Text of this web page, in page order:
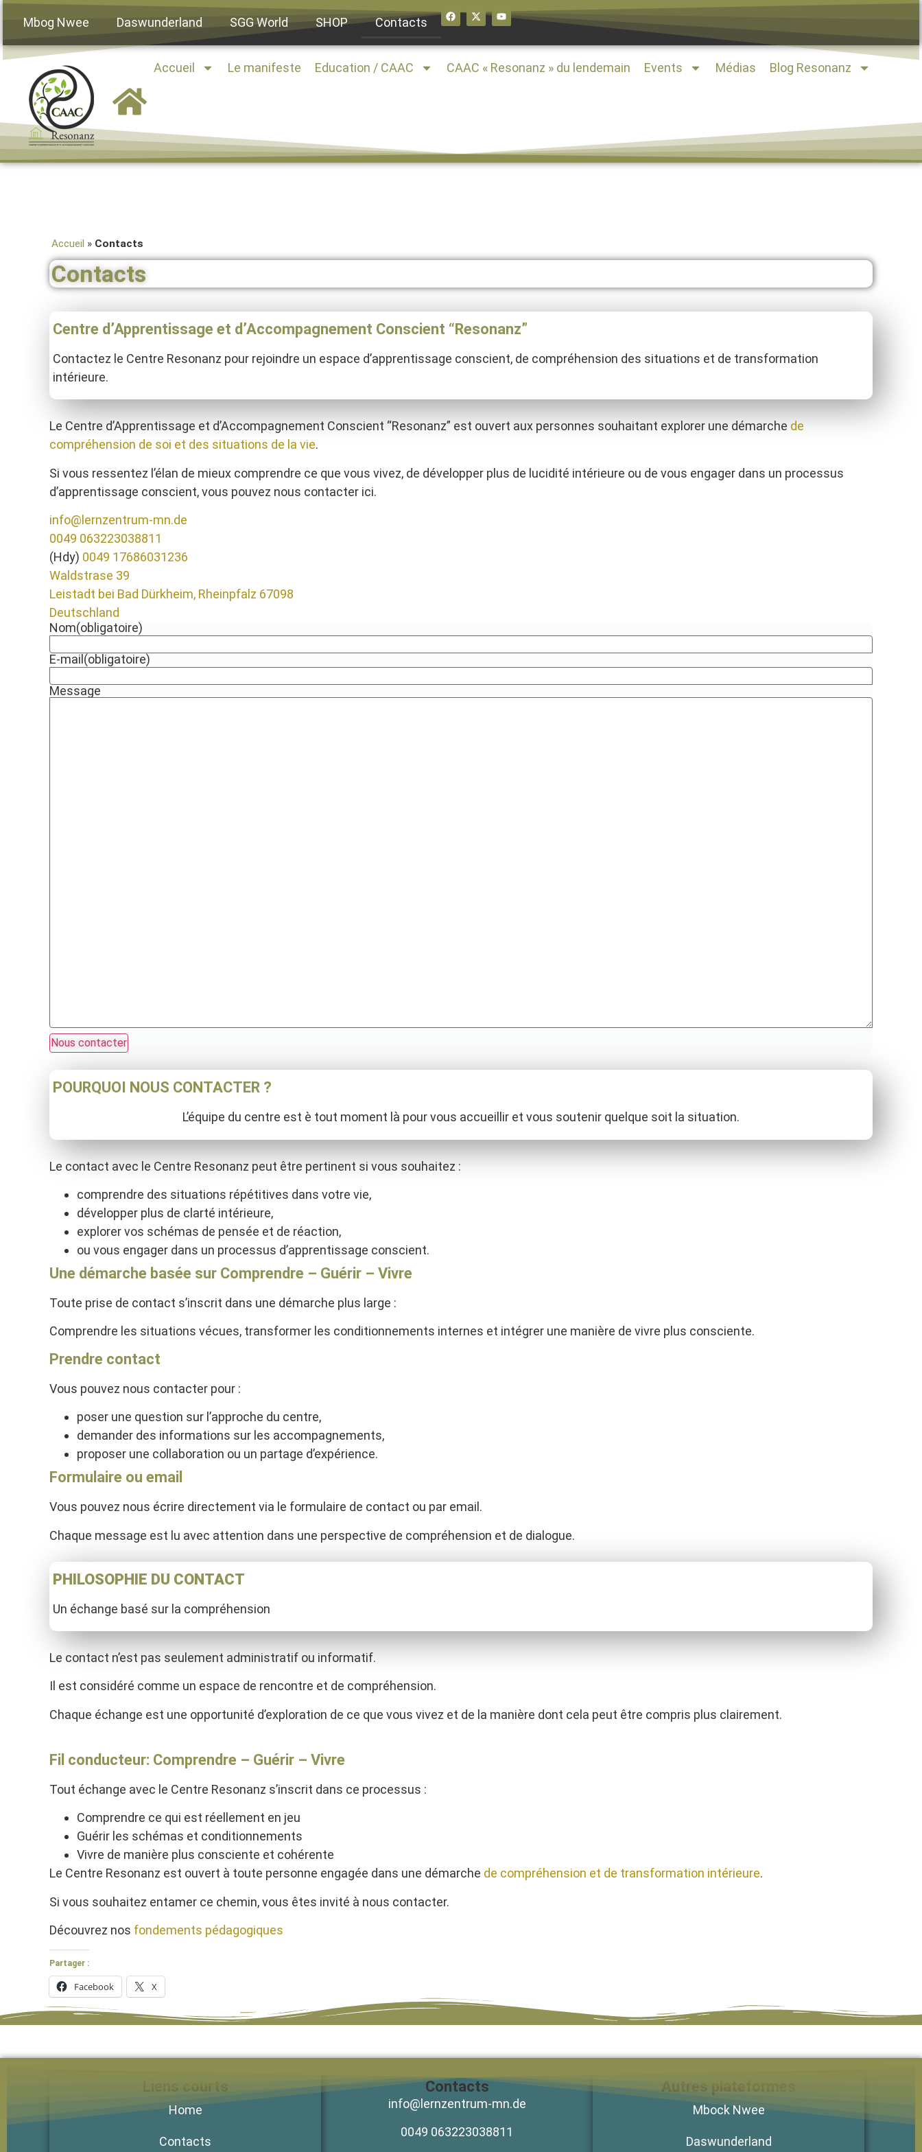
Mbog Nwee Daswunderland SGG World SHOP Contacts
Accueil Le manifeste Education / CAAC CAAC « Resonanz » du lendemain Events Médias Blog Resonanz
Accueil » Contacts
Contacts
Centre d’Apprentissage et d’Accompagnement Conscient “Resonanz”
Contactez le Centre Resonanz pour rejoindre un espace d’apprentissage conscient, de compréhension des situations et de transformation
intérieure.
Le Centre d’Apprentissage et d’Accompagnement Conscient “Resonanz” est ouvert aux personnes souhaitant explorer une démarche de
compréhension de soi et des situations de la vie.
Si vous ressentez l’élan de mieux comprendre ce que vous vivez, de développer plus de lucidité intérieure ou de vous engager dans un processus
d’apprentissage conscient, vous pouvez nous contacter ici.
info@lernzentrum-mn.de
0049 063223038811
(Hdy) 0049 17686031236
Waldstrase 39
Leistadt bei Bad Dürkheim, Rheinpfalz 67098
Deutschland
Nom(obligatoire)
E-mail (obligatoire)
Message
Nous contacter
POURQUOI NOUS CONTACTER ?
L’équipe du centre est è tout moment là pour vous accueillir et vous soutenir quelque soit la situation.
Le contact avec le Centre Resonanz peut être pertinent si vous souhaitez :
comprendre des situations répétitives dans votre vie,
développer plus de clarté intérieure,
explorer vos schémas de pensée et de réaction,
ou vous engager dans un processus d’apprentissage conscient.
Une démarche basée sur Comprendre – Guérir – Vivre
Toute prise de contact s’inscrit dans une démarche plus large :
Comprendre les situations vécues, transformer les conditionnements internes et intégrer une manière de vivre plus consciente.
Prendre contact
Vous pouvez nous contacter pour :
poser une question sur l’approche du centre,
demander des informations sur les accompagnements,
proposer une collaboration ou un partage d’expérience.
Formulaire ou email
Vous pouvez nous écrire directement via le formulaire de contact ou par email.
Chaque message est lu avec attention dans une perspective de compréhension et de dialogue.
PHILOSOPHIE DU CONTACT
Un échange basé sur la compréhension
Le contact n’est pas seulement administratif ou informatif.
Il est considéré comme un espace de rencontre et de compréhension.
Chaque échange est une opportunité d’exploration de ce que vous vivez et de la manière dont cela peut être compris plus clairement.
Fil conducteur: Comprendre – Guérir – Vivre
Tout échange avec le Centre Resonanz s’inscrit dans ce processus :
Comprendre ce qui est réellement en jeu
Guérir les schémas et conditionnements
Vivre de manière plus consciente et cohérente
Le Centre Resonanz est ouvert à toute personne engagée dans une démarche de compréhension et de transformation intérieure.
Si vous souhaitez entamer ce chemin, vous êtes invité à nous contacter.
Découvrez nos fondements pédagogiques
Partager :
Facebook X
Liens courts
Home
Contacts
Contacts
info@lernzentrum-mn.de
0049 063223038811
Autres plateformes
Mbock Nwee
Daswunderland